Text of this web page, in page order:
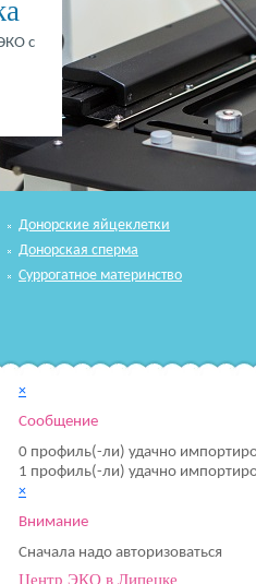
с
Донорские яйцеклетки
Донорская сперма
Суррогатное материнство
×
Сообщение
0 профиль(-ли) удачно
1 профиль(-ли) удачно
×
Внимание
Сначала надо авторизоваться
Центр ЭКО в Липецке